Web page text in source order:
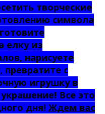
творческие
символа
елку из
нарисуете
с
игрушку в
Все это
дня! Ждем вас